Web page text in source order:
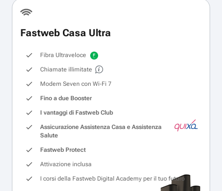
Fastweb Casa Ultra
Fibra Ultraveloce
Chiamate illimitate
Modem Seven con Wi‑Fi 7
Fino a due Booster
I vantaggi di Fastweb Club
Assicurazione Assistenza Casa e Assistenza
Salute
Fastweb Protect
Attivazione inclusa
I corsi della Fastweb Digital Academy per il tuo futuro